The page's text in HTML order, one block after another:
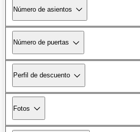
Número de asientos
Número de puertas
Perfil de descuento
Fotos